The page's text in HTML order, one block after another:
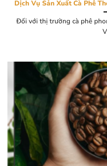
Dịch Vụ Sản Xuất Cà Phê
Đối với thị trường cà phê